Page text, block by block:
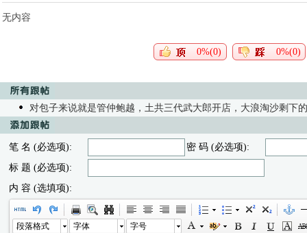
无内容
0%(0) 0%(0)
对包子来说就是管仲鲍越，土共三代武大郎开店，大浪淘沙剩下的
笔 名 (必选项):
密 码 (必选项):
标 题 (必选项):
内 容 (选填项):
段落格式 字体 字号